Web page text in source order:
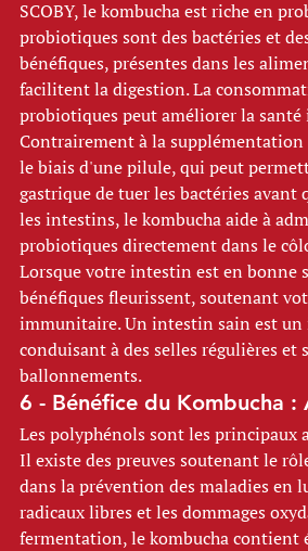
SCOBY, le kombucha est riche en
probiotiques sont des bactéries et
bénéfiques, présentes dans les
facilitent la digestion. La
probiotiques peut améliorer la
Contrairement à la
le biais d'une pilule, qui peut
gastrique de tuer les bactéries
les intestins, le kombucha aide à
probiotiques directement dans le
Lorsque votre intestin est en bonne
bénéfiques fleurissent, soutenant
immunitaire. Un intestin sain est
conduisant à des selles régulières et
ballonnements.
6 - Bénéfice du Kombucha
Les polyphénols sont les principaux
Il existe des preuves soutenant le
dans la prévention des maladies en
radicaux libres et les dommages
fermentation, le kombucha contient